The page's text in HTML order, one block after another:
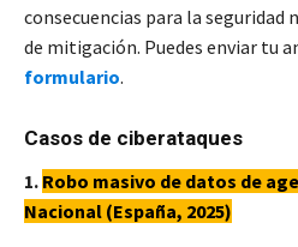
consecuencias para la seguridad
de mitigación. Puedes enviar tu
formulario.
Casos de ciberataques
1. Robo masivo de datos de
Nacional (España, 2025)